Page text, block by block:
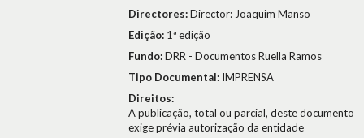
Directores:Director: Joaquim Manso
Edição: 1ª edição
Fundo:DRR - Documentos Ruella Ramos
Tipo Documental: IMPRENSA
Direitos:
A publicação, total ou parcial, deste documento
exige prévia autorização da entidade